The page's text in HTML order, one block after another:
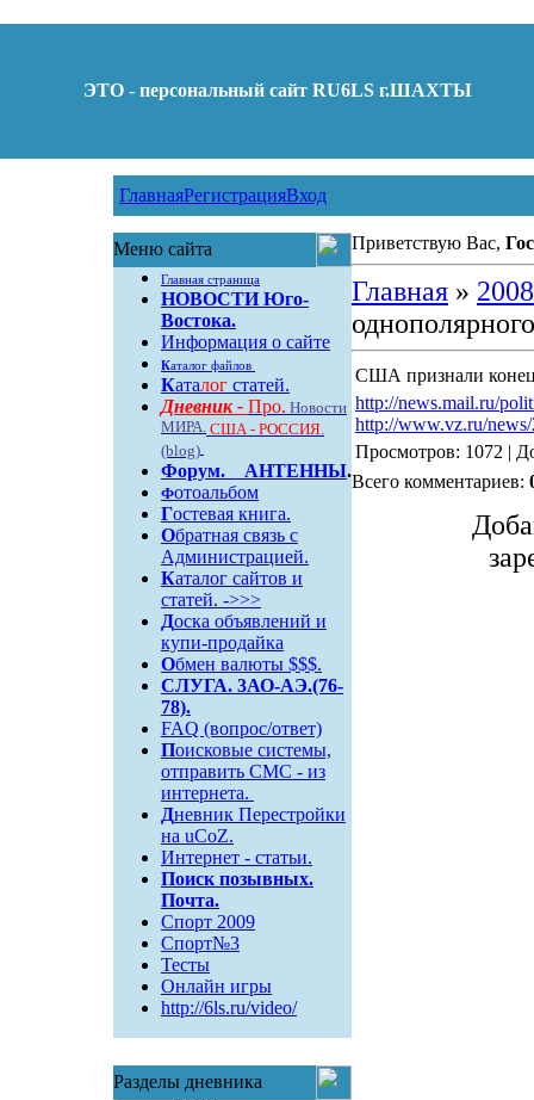
ЭТО - персональный сайт RU6LS г.ШАХТЫ
ГлавнаяРегистрацияВход
Меню сайта
Главная страница
НОВОСТИ Юго-
Востока.
Информация о сайте
Каталог файлов
Каталогстатей.
Дневник - Про. Новости
МИРА.США - РОССИЯ.
(blog)
Форум. АНТЕННЫ.
Фотоальбом
Гостевая книга.
Обратная связь c
Администрацией.
Каталог сайтов и
статей. ->>>
Доска объявлений и
купи-продайка
Обмен валюты $$$.
СЛУГА. 3АО-АЭ.(76-
78).
FAQ (вопрос/ответ)
Поисковые системы,
отправить СМС - из
интернета.
Дневник Перестройки
на uCoZ.
Интернет - статьи.
Поиск позывных.
Почта.
Спорт 2009
Спорт№3
Тесты
Онлайн игры
http://6ls.ru/video/
Разделы дневника
Приветствую Вас,
Главная» 2008
США признали конец
http://news.mail.ru/
http://www.vz.ru/
Просмотров: 1072 |
Всего комментариев: